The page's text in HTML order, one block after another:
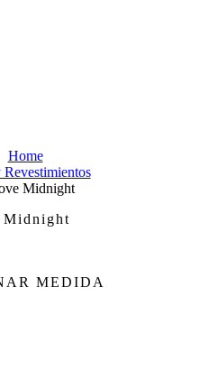
Home
Revestimientos
Midnight
Midnight
MEDIDA